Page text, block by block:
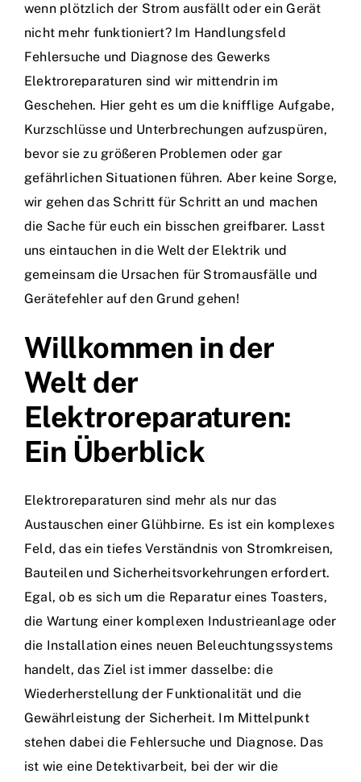
wenn plötzlich der Strom ausfällt oder ein Gerät
nicht mehr funktioniert? Im Handlungsfeld
Fehlersuche und Diagnose des Gewerks
Elektroreparaturen sind wir mittendrin im
Geschehen. Hier geht es um die knifflige Aufgabe,
Kurzschlüsse und Unterbrechungen aufzuspüren,
bevor sie zu größeren Problemen oder gar
gefährlichen Situationen führen. Aber keine Sorge,
wir gehen das Schritt für Schritt an und machen
die Sache für euch ein bisschen greifbarer. Lasst
uns eintauchen in die Welt der Elektrik und
gemeinsam die Ursachen für Stromausfälle und
Gerätefehler auf den Grund gehen!
Willkommen in der
Welt der
Elektroreparaturen:
Ein Überblick
Elektroreparaturen sind mehr als nur das
Austauschen einer Glühbirne. Es ist ein komplexes
Feld, das ein tiefes Verständnis von Stromkreisen,
Bauteilen und Sicherheitsvorkehrungen erfordert.
Egal, ob es sich um die Reparatur eines Toasters,
die Wartung einer komplexen Industrieanlage oder
die Installation eines neuen Beleuchtungssystems
handelt, das Ziel ist immer dasselbe: die
Wiederherstellung der Funktionalität und die
Gewährleistung der Sicherheit. Im Mittelpunkt
stehen dabei die Fehlersuche und Diagnose. Das
ist wie eine Detektivarbeit, bei der wir die